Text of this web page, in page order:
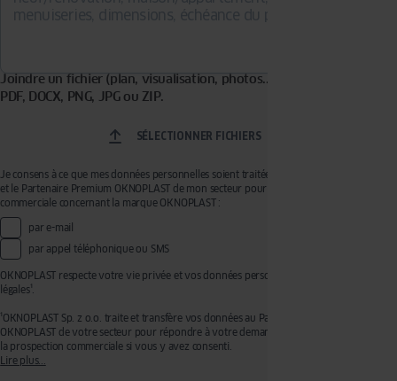
Joindre un fichier (plan, visualisation, photos...). Formats acceptés :
PDF, DOCX, PNG, JPG ou ZIP.
SÉLECTIONNER FICHIERS
Je consens à ce que mes données personnelles soient traitées par OKNOPLAST Sp. z o.o.
et le Partenaire Premium OKNOPLAST de mon secteur pour recevoir de la prospection
commerciale concernant la marque OKNOPLAST :
par e-mail
par appel téléphonique ou SMS
OKNOPLAST respecte votre vie privée et vos données personnelles, voir mentions
légales¹.
¹OKNOPLAST Sp. z o.o. traite et transfère vos données au Partenaire Premium
OKNOPLAST de votre secteur pour répondre à votre demande de devis et effectuer de
la prospection commerciale si vous y avez consenti.
Lire plus...